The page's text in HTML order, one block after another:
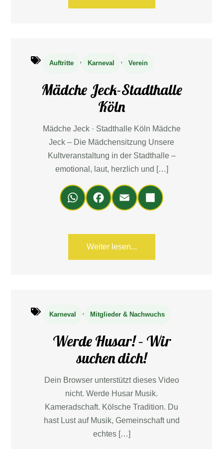
Auftritte , Karneval , Verein
Mädche Jeck-Stadthalle
Köln
Mädche Jeck · Stadthalle Köln Mädche
Jeck – Die Mädchensitzung Unsere
Kultveranstaltung in der Stadthalle –
emotional, laut, herzlich und […]
Wh
ats
Fa
ce
ok
Em
ail
Teil
en
Weiter lesen...
Karneval , Mitglieder & Nachwuchs
Werde Husar! – Wir
suchen dich!
Dein Browser unterstützt dieses Video
nicht. Werde Husar Musik.
Kameradschaft. Kölsche Tradition. Du
hast Lust auf Musik, Gemeinschaft und
echtes […]